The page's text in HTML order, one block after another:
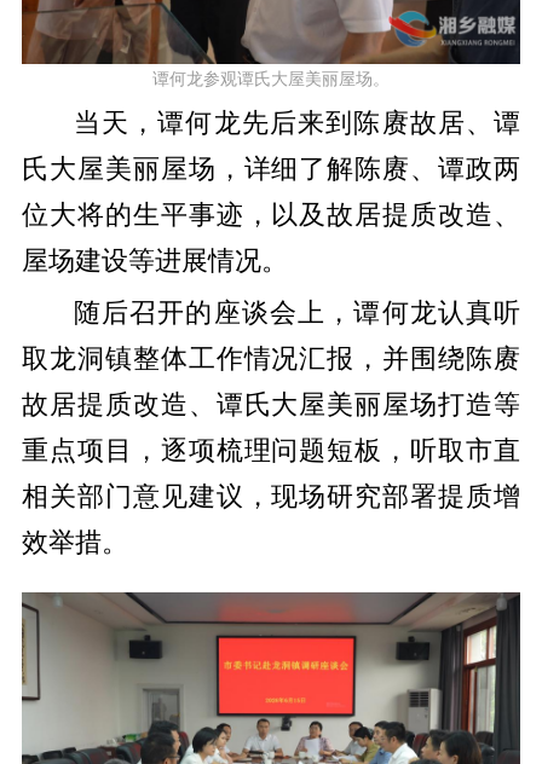
谭何龙参观谭氏大屋美丽屋场。
当天，谭何龙先后来到陈赓故居、谭
氏大屋美丽屋场，详细了解陈赓、谭政两
位大将的生平事迹，以及故居提质改造、
屋场建设等进展情况。
随后召开的座谈会上，谭何龙认真听
取龙洞镇整体工作情况汇报，并围绕陈赓
故居提质改造、谭氏大屋美丽屋场打造等
重点项目，逐项梳理问题短板，听取市直
相关部门意见建议，现场研究部署提质增
效举措。